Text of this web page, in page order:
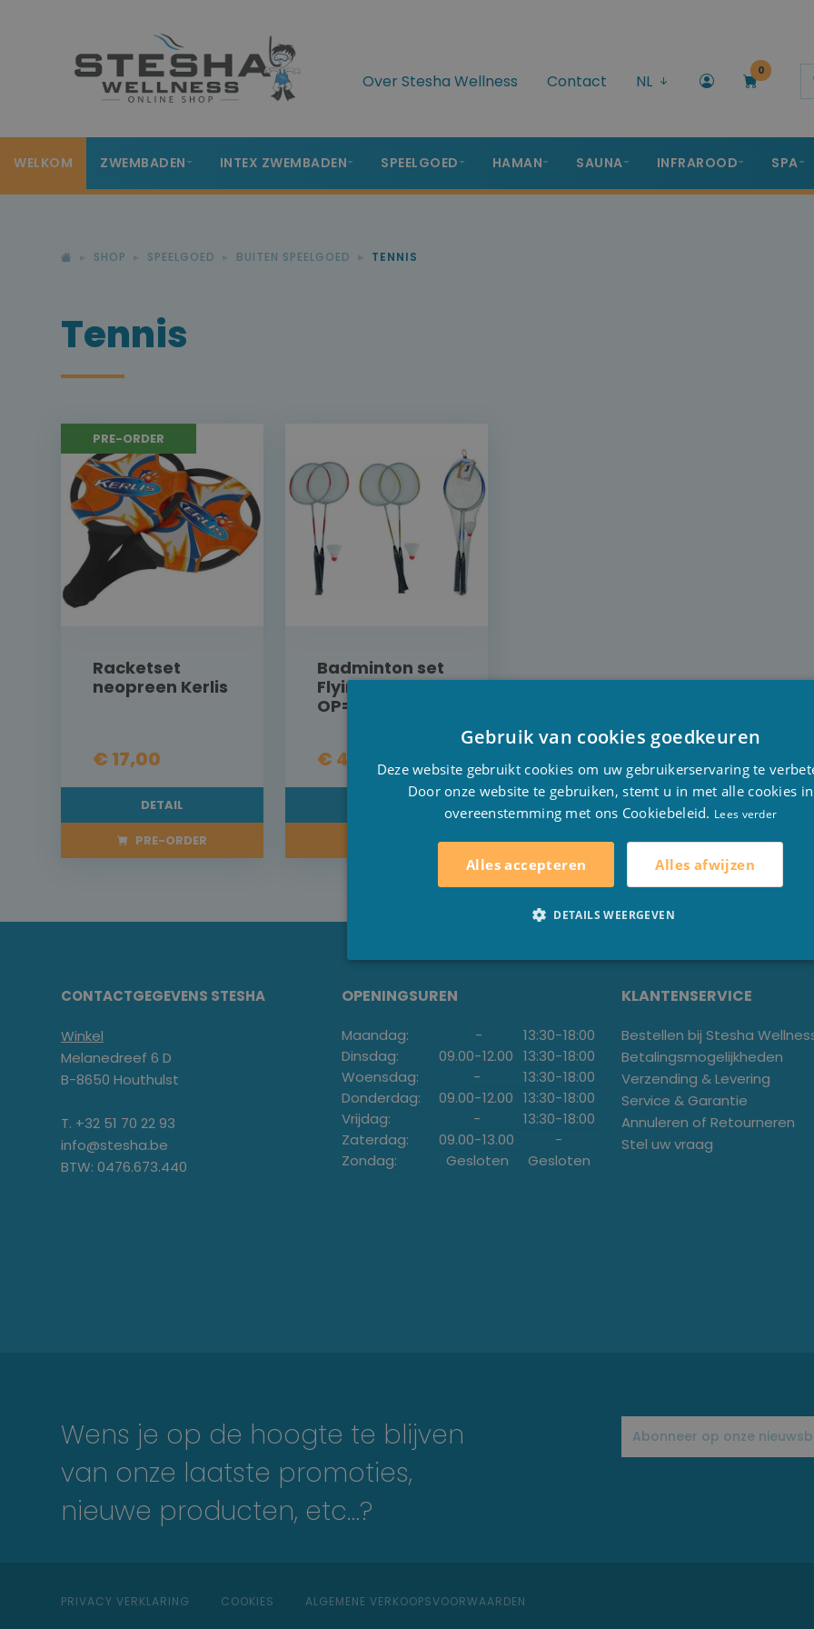
Over Stesha Wellness Contact NL
0
WELKOM ZWEMBADEN INTEX ZWEMBADEN SPEELGOED HAMAN SAUNA INFRAROOD SPA
SHOP SPEELGOED BUITEN SPEELGOED TENNIS
Tennis
PRE-ORDER
Racketset
neopreen Kerlis
€ 17,00
DETAIL
PRE-ORDER
Badminton set
Flying Zone
OP=OP
€ 4,75
CONTACTGEGEVENS STESHA
Winkel
Melanedreef 6 D
B-8650 Houthulst
T. +32 51 70 22 93
info@stesha.be
BTW: 0476.673.440
OPENINGSUREN
Maandag: - 13:30-18:00
Dinsdag:
09.00-12.00 13:30-18:00
Woensdag:
- 13:30-18:00
Donderdag:
09.00-12.00 13:30-18:00
Vrijdag:
- 13:30-18:00
Zaterdag:
09.00-13.00
-
Zondag:
Gesloten Gesloten
KLANTENSERVICE
Bestellen bij Stesha
Betalingsmogelijkheden
Verzending & Levering
Service & Garantie
Annuleren of Retourneren
Stel uw vraag
Wens je op de hoogte te blijven
van onze laatste promoties,
nieuwe producten, etc…?
PRIVACY VERKLARING COOKIES ALGEMENE VERKOOPSVOORWAARDEN
Gebruik van cookies goedkeuren
Deze website gebruikt cookies om uw gebruikerservaring te
Door onze website te gebruiken, stemt u in met alle cookies in
overeenstemming met ons Cookiebeleid. Lees verder
Alles accepteren Alles afwijzen
DETAILS WEERGEVEN